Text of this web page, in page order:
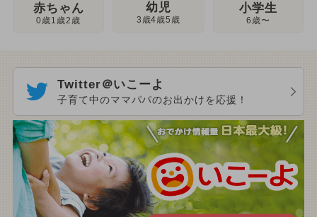
赤ちゃん
0歳1歳2歳
幼児
3歳4歳5歳
小学生
6歳〜
Twitter＠いこーよ
子育て中のママパパのお出かけを応援！